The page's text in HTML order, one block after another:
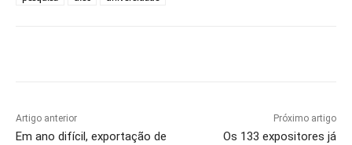
Artigo anterior
Em ano difícil, exportação de
Próximo artigo
Os 133 expositores já